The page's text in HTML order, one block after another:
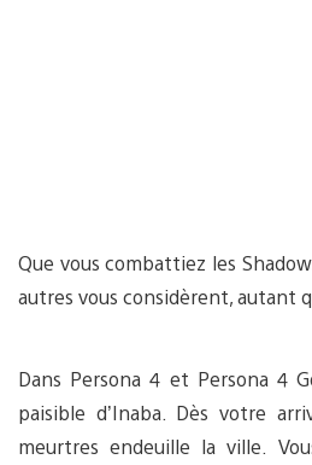
Que vous combattiez les
autres vous considèrent, autant
Dans Persona 4 et Persona 4
paisible d’Inaba. Dès votre
meurtres endeuille la ville.